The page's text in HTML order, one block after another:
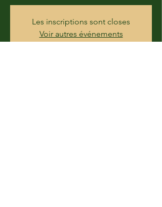
Les inscriptions sont closes
Voir autres événements